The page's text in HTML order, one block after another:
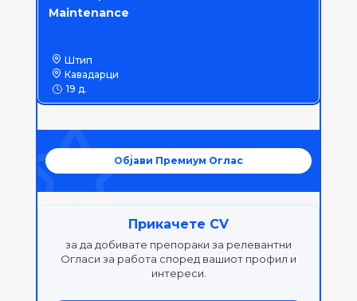
Maintenance
Штип
Кавадарци
19 д.
Објави Премиум Оглас
Прикачете CV
за да добивате препораки за релевантни
Огласи за работа според вашиот профил и
интереси.